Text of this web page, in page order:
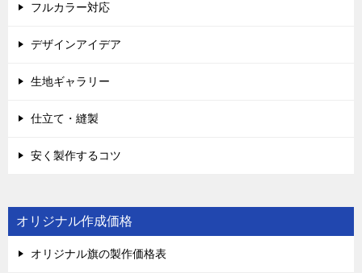
フルカラー対応
デザインアイデア
生地ギャラリー
仕立て・縫製
安く製作するコツ
オリジナル作成価格
オリジナル旗の製作価格表